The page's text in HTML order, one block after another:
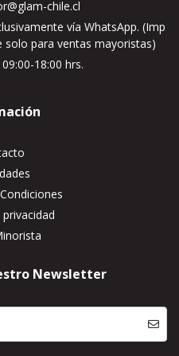
chile.cl
vía WhatsApp. (Imp
solo para ventas mayoristas)
18:00 hrs.
Newsletter